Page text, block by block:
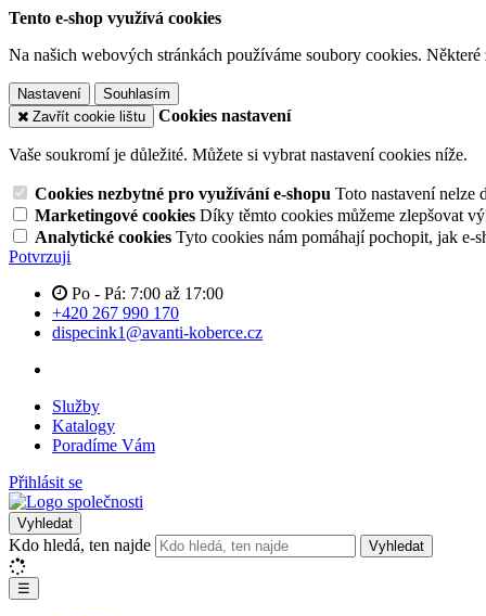
Tento e-shop využívá cookies
Na našich webových stránkách používáme soubory cookies.
Nastavení
Souhlasím
Zavřít cookie lištu
Cookies nastavení
Vaše soukromí je důležité. Můžete si vybrat nastavení cookies níže.
Cookies nezbytné pro využívání e-shopu Toto nastavení nelze
Marketingové cookies Díky těmto cookies můžeme zlepšovat
Analytické cookies Tyto cookies nám pomáhají pochopit, jak e-
Potvrzuji
Po - Pá: 7:00 až 17:00
+420 267 990 170
dispecink1@avanti-koberce.cz
Služby
Katalogy
Poradíme Vám
Přihlásit se
Vyhledat
Kdo hledá, ten najde Vyhledat
☰